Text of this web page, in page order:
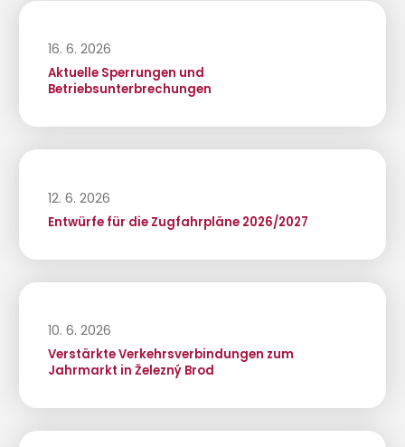
16. 6. 2026
Aktuelle Sperrungen und
Betriebsunterbrechungen
12. 6. 2026
Entwürfe für die Zugfahrpläne 2026/2027
10. 6. 2026
Verstärkte Verkehrsverbindungen zum
Jahrmarkt in Železný Brod